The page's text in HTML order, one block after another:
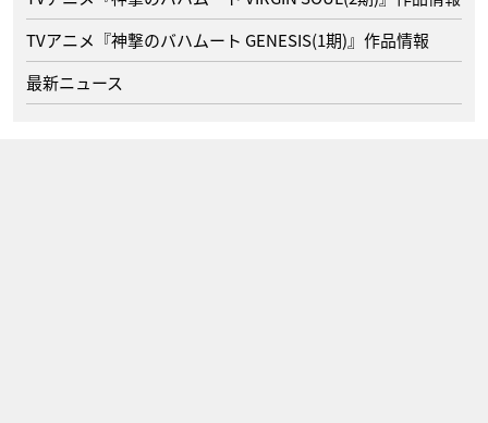
TVアニメ『神撃のバハムート GENESIS(1期)』作品情報
最新ニュース